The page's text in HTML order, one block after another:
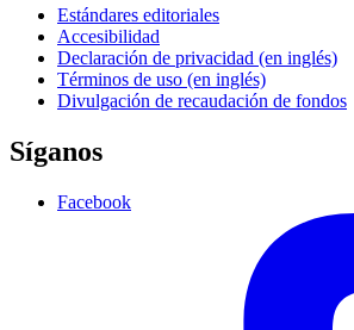
Estándares editoriales
Accesibilidad
Declaración de privacidad (en inglés)
Términos de uso (en inglés)
Divulgación de recaudación de fondos
Síganos
Facebook